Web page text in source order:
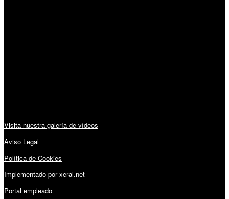
Visita nuestra galería de vídeos
Aviso Legal
Política de Cookies
Implementado por xeral.net
Portal empleado